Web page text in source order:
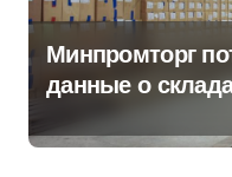
Минпромторг
данные о
продукцией:
обратились в СК